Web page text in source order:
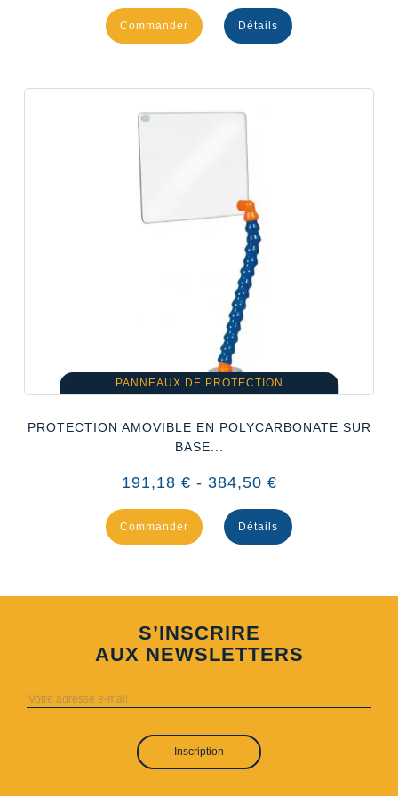
Commander Détails
PANNEAUX DE PROTECTION
PROTECTION AMOVIBLE EN POLYCARBONATE SUR
BASE...
191,18 € - 384,50 €
Commander Détails
S’INSCRIRE
AUX NEWSLETTERS
Inscription